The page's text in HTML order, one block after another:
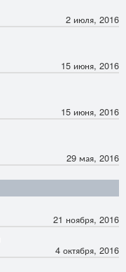
2 июля, 2016
15 июня, 2016
15 июня, 2016
29 мая, 2016
21 ноября, 2016
4 октября, 2016